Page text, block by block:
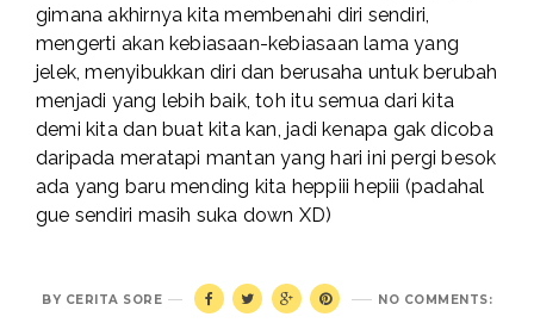
gimana akhirnya kita membenahi diri sendiri,
mengerti akan kebiasaan-kebiasaan lama yang
jelek, menyibukkan diri dan berusaha untuk berubah
menjadi yang lebih baik, toh itu semua dari kita
demi kita dan buat kita kan, jadi kenapa gak dicoba
daripada meratapi mantan yang hari ini pergi besok
ada yang baru mending kita heppiii hepiii (padahal
gue sendiri masih suka down XD)
NO COMMENTS:
BY CERITA SORE